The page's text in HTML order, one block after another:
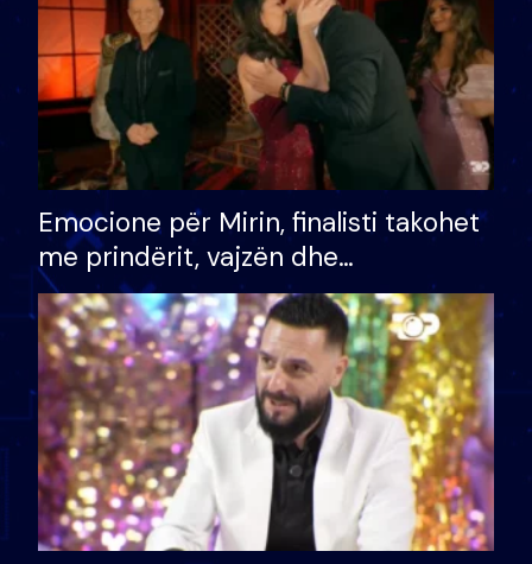
Emocione për Mirin, finalisti takohet
me prindërit, vajzën dhe
bashkëshorten: S’kemi ndonjë letër
divorci apo jo?